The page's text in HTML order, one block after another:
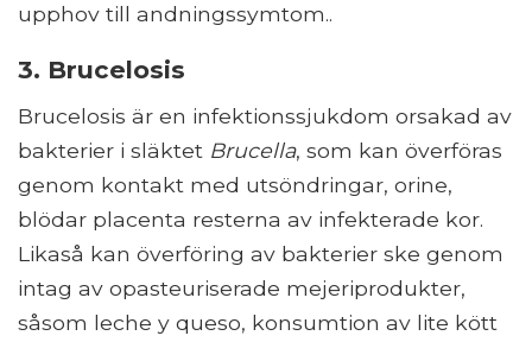
upphov till andningssymtom..
3. Brucelosis
Brucelosis är en infektionssjukdom orsakad av
bakterier i släktet Brucella, som kan överföras
genom kontakt med utsöndringar, orine,
blödar placenta resterna av infekterade kor.
Likaså kan överföring av bakterier ske genom
intag av opasteuriserade mejeriprodukter,
såsom leche y queso, konsumtion av lite kött